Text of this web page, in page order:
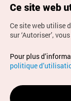
Droits d’auteur
Tous droits
Pour les
adressez vos
Ce site web
Ce site web utilise
sur ‘Autoriser’,
Pour plus
politique